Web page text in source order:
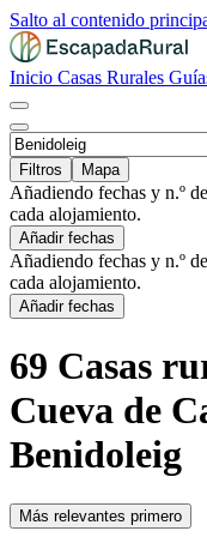
Salto al contenido
Inicio Casas Rurales
Filtros
Mapa
Añadiendo fechas y n.º
cada alojamiento.
Añadir fechas
Añadiendo fechas y n.º
cada alojamiento.
Añadir fechas
69 Casas
Cueva de
Benidoleig
Más relevantes primero